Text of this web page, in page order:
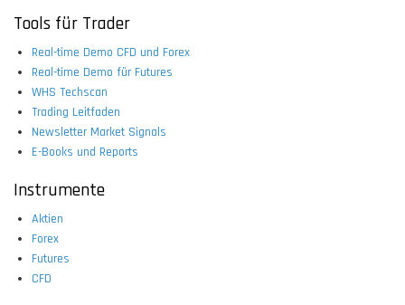
Tools für Trader
Real-time Demo CFD und Forex
Real-time Demo für Futures
WHS Techscan
Trading Leitfaden
Newsletter Market Signals
E-Books und Reports
Instrumente
Aktien
Forex
Futures
CFD